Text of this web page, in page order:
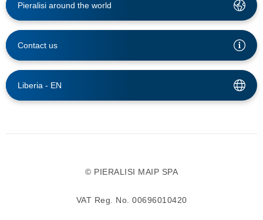
Pieralisi around the world
Contact us
Liberia - EN
© PIERALISI MAIP SPA
VAT Reg. No. 00696010420